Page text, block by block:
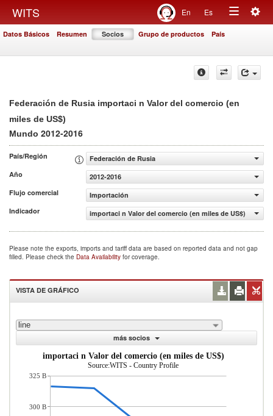
WITS En Es
Toggle
Datos Básicos Resumen Socios Grupo de productos País
Federación de Rusia importaci n Valor del comercio (en
miles de US$)
Mundo 2012-2016
País/Región
Federación de Rusia
Año
2012-2016
Flujo comercial
Importación
Indicador
importaci n Valor del comercio (en miles de US$)
Please note the exports, imports and tariff data are based on reported data and not gap
filled. Please check the Data Availability for coverage.
VISTA DE GRÁFICO
line
más socios
importaci n Valor del comercio (en miles de US$)
Source:WITS - Country Profile
325 B
300 B